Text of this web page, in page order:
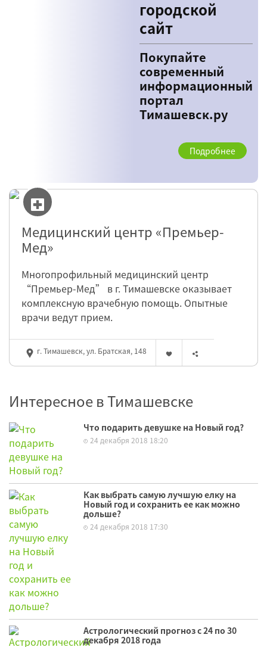
городской
сайт
Покупайте
современный
информационный
портал
Тимашевск.ру
Подробнее
Медицинский центр «Премьер-
Мед»
Многопрофильный медицинский центр
“Премьер-Мед” в г. Тимашевске оказывает
комплексную врачебную помощь. Опытные
врачи ведут прием.
г. Тимашевск, ул. Братская, 148
Интересное в Тимашевске
Что подарить девушке на Новый год?
24 декабря 2018 18:20
Как выбрать самую лучшую елку на
Новый год и сохранить ее как можно
дольше?
24 декабря 2018 17:30
Астрологический прогноз с 24 по 30
декабря 2018 года